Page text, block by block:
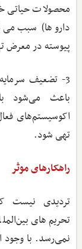
محصولات حیاتی
داروها) سبب
پیوسته در معرض
3- تضعیف
باعث می‌شود
اکوسیستم‌های
تهی شود.
راهکارهای موثر
تردیدی نیست
تحریم‌های
نمی‌رسد. با وجود